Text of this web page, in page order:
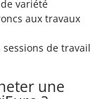
variété
aux travaux
de travail
une